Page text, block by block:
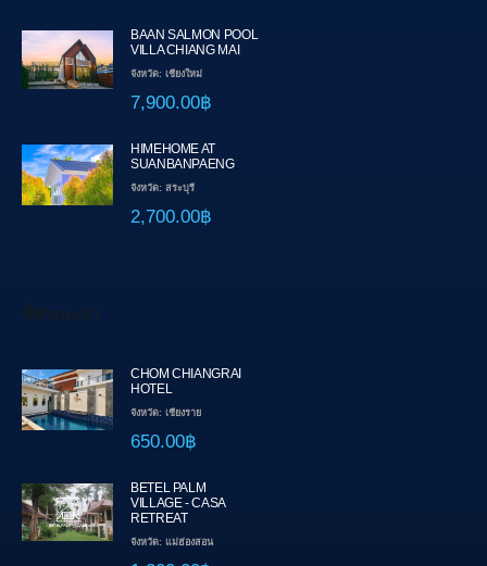
BAAN SALMON POOL
VILLA CHIANG MAI
จังหวัด: เชียงใหม่
7,900.00฿
HIMEHOME AT
SUANBANPAENG
จังหวัด: สระบุรี
2,700.00฿
ที่พักแนะนำ
CHOM CHIANGRAI
HOTEL
จังหวัด: เชียงราย
650.00฿
BETEL PALM
VILLAGE - CASA
RETREAT
จังหวัด: แม่ฮ่องสอน